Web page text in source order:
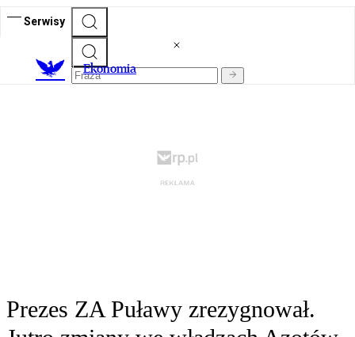
Serwisy
Ekonomia
Prezes ZA Puławy zrezygnował.